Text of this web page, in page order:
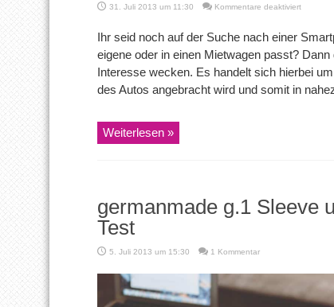
31. Juli 2013 um 11:30 Kommentare deaktiviertfür
Die
Halterung
für
Ihr seid noch auf der Suche nach einer
eigene oder in einen Mietwagen passt?
Interesse wecken. Es handelt sich hierbei
des Autos angebracht wird und somit in
Weiterlesen »
germanmade g.1 Sleeve
Test
5. Juli 2013 um 15:30 1 Kommentar